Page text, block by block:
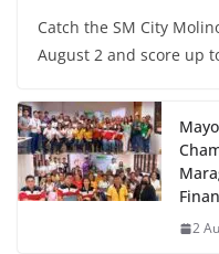
Catch the SM City
August 2 and score up
2